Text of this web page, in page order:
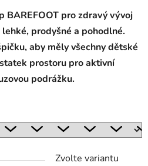
BAREFOOT pro zdravý vývoj
prodyšné a pohodlné.
aby měly všechny dětské
prostoru pro aktivní
podrážku.
Zvolte variantu